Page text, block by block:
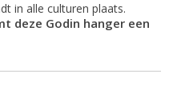
in alle culturen plaats.
deze Godin hanger een